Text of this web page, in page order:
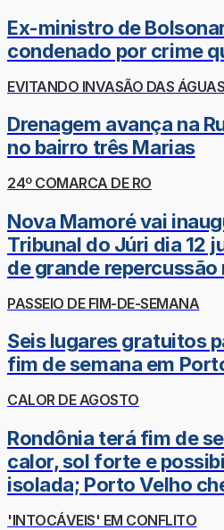
Ex-ministro de
condenado por crime
EVITANDO INVASÃO DAS ÁGUAS
Drenagem avança na
no bairro três Marias
24º COMARCA DE RO
Nova Mamoré vai
Tribunal do Júri dia 12
de grande
PASSEIO DE FIM-DE-SEMANA
Seis lugares gratuitos
fim de semana em
CALOR DE AGOSTO
Rondônia terá fim de
calor, sol forte e
isolada; Porto Velho
'INTOCÁVEIS' EM CONFLITO